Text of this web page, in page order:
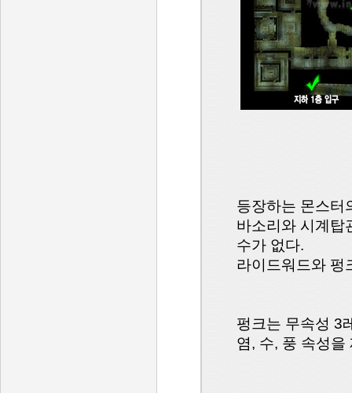
등장하는 몬스터
바소리와 시계탑
수가 없다.
라이드워드와 펑
펑크는 무속성 3
염, 수, 풍 속성을